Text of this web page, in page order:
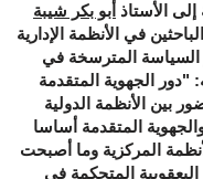
الأستاذ أبو بكر شيبة
في الأنظمة الإدارية
السياسة المترسخة في
"دور الجهوية المتقدمة
بين الأنظمة الدولية
المتقدمة أساسا
المركزية وما أصبحت
المتحكمة في